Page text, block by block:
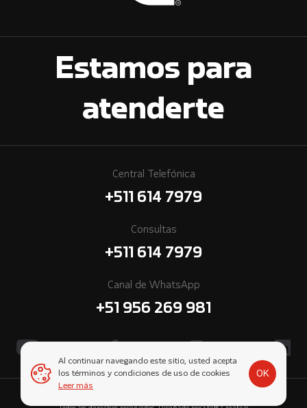
Estamos para
atenderte
Central Telefónica
+511 614 7979
Consultas
+511 614 7979
Canal de WhatsApp
+51 956 269 981
Al continuar navegando este sitio, usted acepta
los términos y condiciones de uso de cookies
Leer más
OK